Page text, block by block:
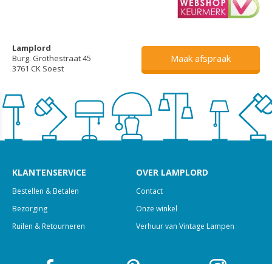
Lamplord
Burg. Grothestraat 45
3761 CK Soest
Maak afspraak
KLANTENSERVICE
Bestellen & Betalen
Bezorging
Ruilen & Retourneren
OVER LAMPLORD
Contact
Onze winkel
Verhuur van Vintage Lampen